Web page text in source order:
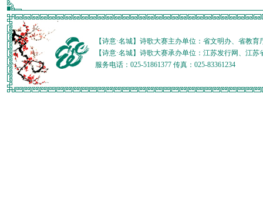
【诗意·名城】诗歌大赛主办单位：省文明办、省教
【诗意·名城】诗歌大赛承办单位：江苏发行网、江
服务电话：025-51861377 传真：025-83361234